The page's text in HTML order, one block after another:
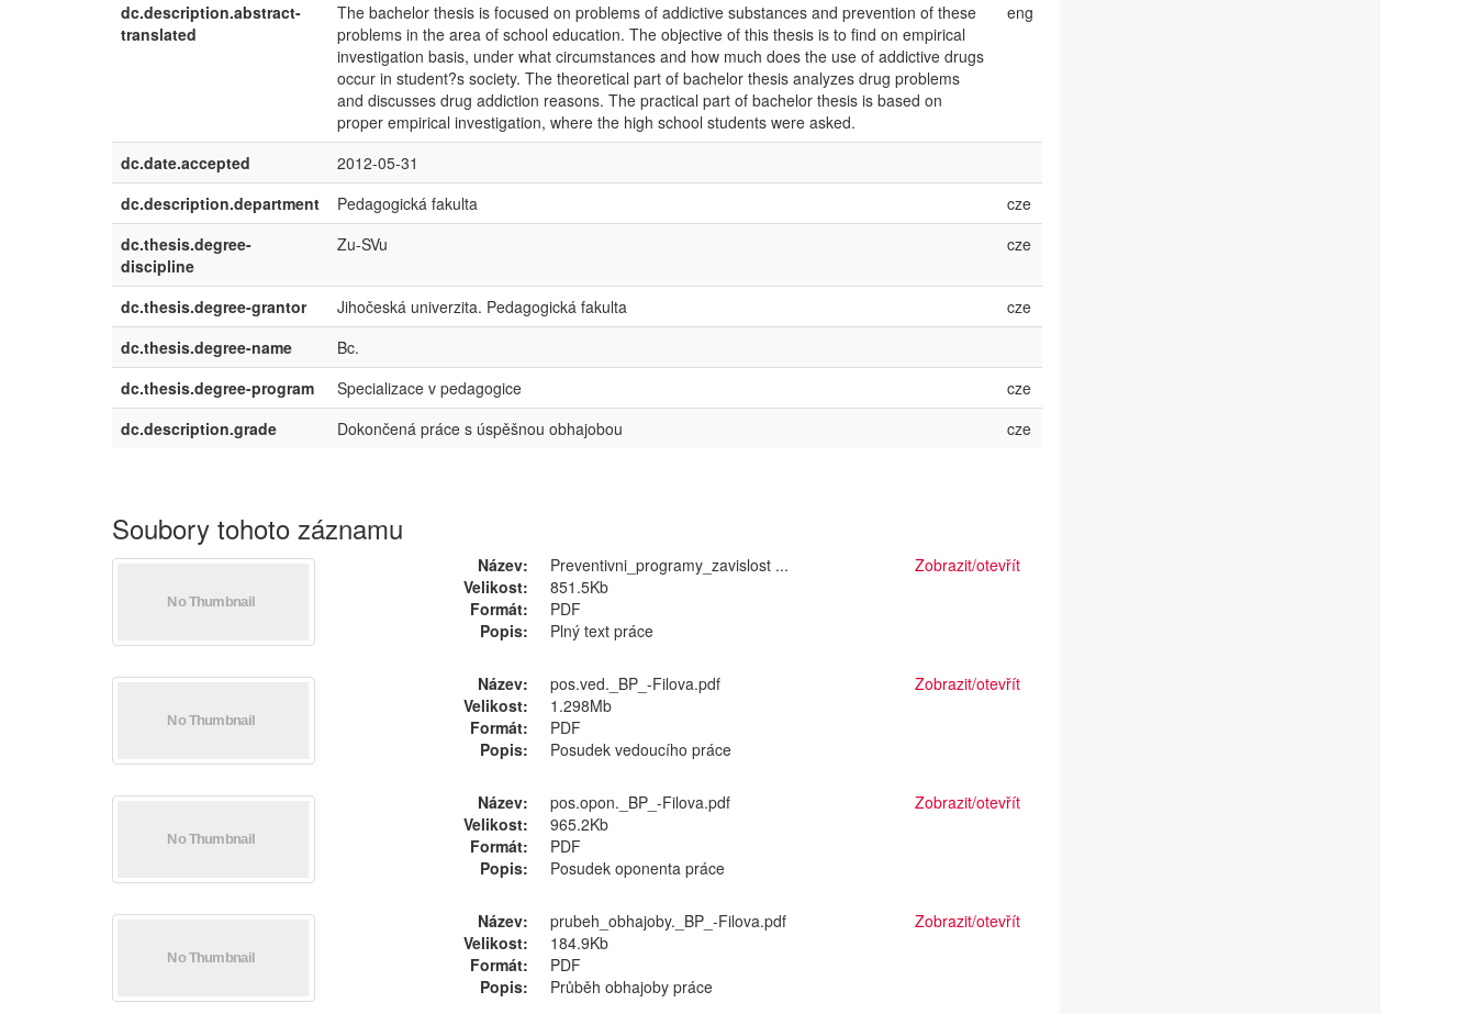
dc.description.abstract-
translated
The bachelor thesis is focused on problems of addictive substances and prevention of these
problems in the area of school education. The objective of this thesis is to find on empirical
investigation basis, under what circumstances and how much does the use of addictive drugs
occur in student?s society. The theoretical part of bachelor thesis analyzes drug problems
and discusses drug addiction reasons. The practical part of bachelor thesis is based on
proper empirical investigation, where the high school students were asked.
eng
dc.date.accepted
2012-05-31
dc.description.department
Pedagogická fakulta
cze
dc.thesis.degree-
discipline
Zu-SVu cze
dc.thesis.degree-grantor Jihočeská univerzita. Pedagogická fakulta
cze
dc.thesis.degree-name
Bc.
dc.thesis.degree-program
Specializace v pedagogice
cze
dc.description.grade
Dokončená práce s úspěšnou obhajobou cze
Soubory tohoto záznamu
Název:
Preventivni_programy_zavislost ...
Velikost:
851.5Kb
Formát:
PDF
Popis:
Plný text práce
Zobrazit/otevřít
Název:
pos.ved._BP_-Filova.pdf
Velikost:
1.298Mb
Formát:
PDF
Popis:
Posudek vedoucího práce
Zobrazit/otevřít
Název:
pos.opon._BP_-Filova.pdf
Velikost:
965.2Kb
Formát:
PDF
Popis:
Posudek oponenta práce
Zobrazit/otevřít
Název:
prubeh_obhajoby._BP_-Filova.pdf
Velikost:
184.9Kb
Formát:
PDF
Popis:
Průběh obhajoby práce
Zobrazit/otevřít